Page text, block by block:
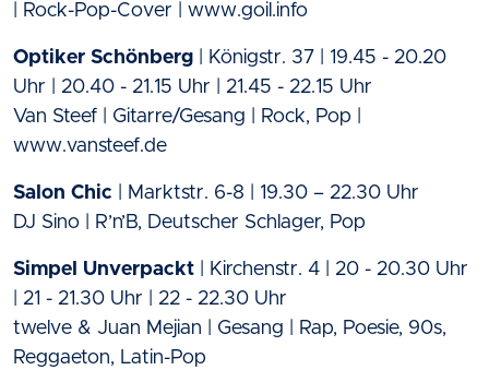
| Rock-Pop-Cover | www.goil.info
Optiker Schönberg | Königstr. 37 | 19.45 - 20.20
Uhr | 20.40 - 21.15 Uhr | 21.45 - 22.15 Uhr
Van Steef | Gitarre/Gesang | Rock, Pop |
www.vansteef.de
Salon Chic | Marktstr. 6-8 | 19.30 – 22.30 Uhr
DJ Sino | R’n’B, Deutscher Schlager, Pop
Simpel Unverpackt | Kirchenstr. 4 | 20 - 20.30 Uhr
| 21 - 21.30 Uhr | 22 - 22.30 Uhr
twelve & Juan Mejian | Gesang | Rap, Poesie, 90s,
Reggaeton, Latin-Pop